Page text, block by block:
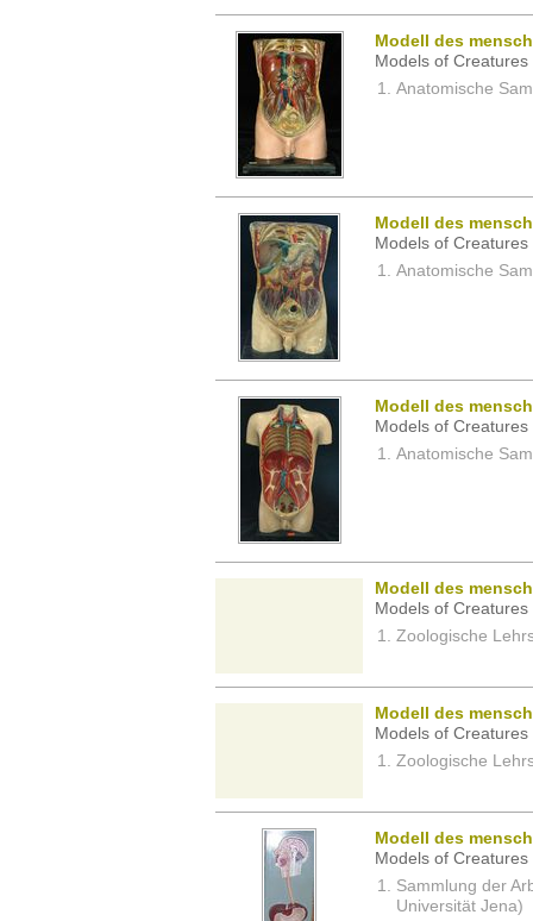
Modell des
Models of
Anatomische
Modell des
Models of
Anatomische
Modell des
Models of
Anatomische
Modell des
Models of
Zoologische
Modell des
Models of
Zoologische
Modell des
Models of
Sammlung der
Universität Jena)